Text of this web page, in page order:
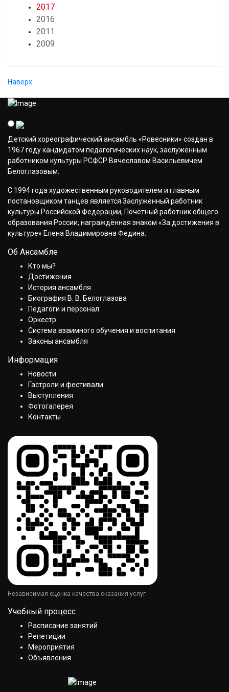
2017
2016
2011
2009
Наверх
Детский хореографический ансамбль «Ровесники» создан в
1967 году кандидатом педагогических наук, заслуженным
работником культуры РСФСР Вячеславом Васильевичем
Белоглазовым.
С 1994 года художественным руководителем и главным
постановщиком танцев является Заслуженный работник
культуры Российской Федерации, Почётный работник общего
образования России, награждённая знаком «За достижения в
культуре» Елена Владимировна Федина.
Об Ансамбле
Кто мы?
Достижения
История ансамбля
Биография В. В. Белоглазова
Педагоги и персонал
Оркестр
Система взаимного обучения и воспитания
Законы ансамбля
Информация
Новости
Гастроли и фестивали
Выступления
Фотогалерея
Контакты
Независимая оценка качества оказания услуг
Учебный процесс
Расписание занятий
Репетиции
Мероприятия
Объявления